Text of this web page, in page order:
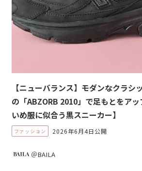
【ニューバランス】モダンなクラシ
の「ABZORB 2010」で足もとをア
いめ服に似合う黒スニーカー】
ファッション 2026年6月4日公開
＠BAILA